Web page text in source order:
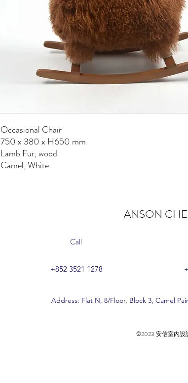
Occasional Chair
750 x 380 x H650 mm
Lamb Fur, wood
Camel, White
ANSON
Call
+852 3521 1278
Address: Flat N, 8/Floor, Block 3, Camel
©2023 安信室內設